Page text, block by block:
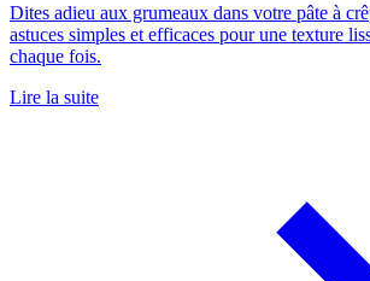
Dites adieu aux grumeaux dans votre pâte à
astuces simples et efficaces pour une texture
chaque fois.
Lire la suite